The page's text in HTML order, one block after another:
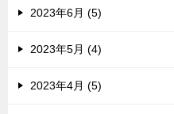
2023年6月 (5)
2023年5月 (4)
2023年4月 (5)